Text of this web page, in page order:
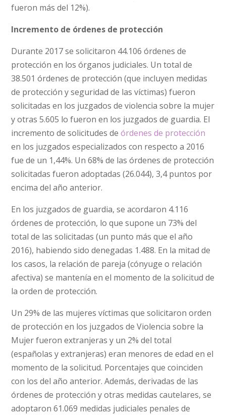
fueron más del 12%).
Incremento de órdenes de protección
Durante 2017 se solicitaron 44.106 órdenes de
protección en los órganos judiciales. Un total de
38.501 órdenes de protección (que incluyen medidas
de protección y seguridad de las víctimas) fueron
solicitadas en los juzgados de violencia sobre la mujer
y otras 5.605 lo fueron en los juzgados de guardia. El
incremento de solicitudes deórdenes de protección
en los juzgados especializados con respecto a 2016
fue de un 1,44%. Un 68% de las órdenes de protección
solicitadas fueron adoptadas (26.044), 3,4 puntos por
encima del año anterior.
En los juzgados de guardia, se acordaron 4.116
órdenes de protección, lo que supone un 73% del
total de las solicitadas (un punto más que el año
2016), habiendo sido denegadas 1.488. En la mitad de
los casos, la relación de pareja (cónyuge o relación
afectiva) se mantenía en el momento de la solicitud de
la orden de protección.
Un 29% de las mujeres víctimas que solicitaron orden
de protección en los juzgados de Violencia sobre la
Mujer fueron extranjeras y un 2% del total
(españolas y extranjeras) eran menores de edad en el
momento de la solicitud. Porcentajes que coinciden
con los del año anterior. Además, derivadas de las
órdenes de protección y otras medidas cautelares, se
adoptaron 61.069 medidas judiciales penales de